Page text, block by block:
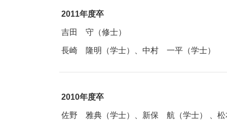
2011年度卒
吉田 守（修士）
長崎 隆明（学士） 、中村 一平（学士）
2010年度卒
佐野 雅典（学士）、新保 航（学士） 、